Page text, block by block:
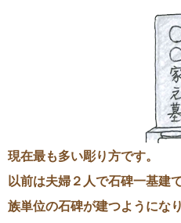
現在最も多い彫り方です。
以前は夫婦２人で石碑一基建
族単位の石碑が建つようにな